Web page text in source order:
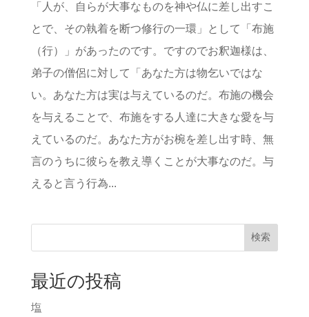
「人が、自らが大事なものを神や仏に差し出すこ
とで、その執着を断つ修行の一環」として「布施
（行）」があったのです。ですのでお釈迦様は、
弟子の僧侶に対して「あなた方は物乞いではな
い。あなた方は実は与えているのだ。布施の機会
を与えることで、布施をする人達に大きな愛を与
えているのだ。あなた方がお椀を差し出す時、無
言のうちに彼らを教え導くことが大事なのだ。与
えると言う行為...
検索
最近の投稿
塩